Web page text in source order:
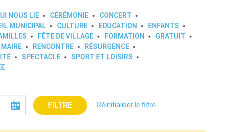
NOUS LIE CÉRÉMONIE
CONCERT
MUNICIPAL CULTURE EDUCATION
ENFANTS
FÊTE DE VILLAGE FORMATION
GRATUIT
MAIRE RENCONTRE
RÉSURGENCE
SPECTACLE
SPORT ET LOISIRS
FILTRE Réinitialiser le filtre